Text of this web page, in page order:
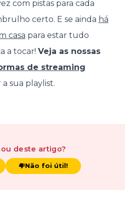
com pistas para cada
certo. E se ainda há
casa para estar tudo
a tocar! Veja as nossas
de streaming
sua playlist.
deste artigo?
Não foi útil!